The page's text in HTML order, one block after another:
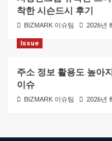
착한 시슨드시 후기
BIZMARK 이슈팀 2026년
Issue
주소 정보 활용도 높아
이슈
BIZMARK 이슈팀 2026년